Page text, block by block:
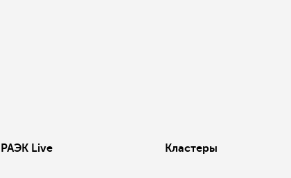
РАЭК Live Кластеры